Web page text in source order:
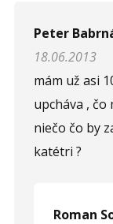
Peter
18.06.2013
mám už asi
upcháva , čo
niečo čo by
katétri ?
Roman